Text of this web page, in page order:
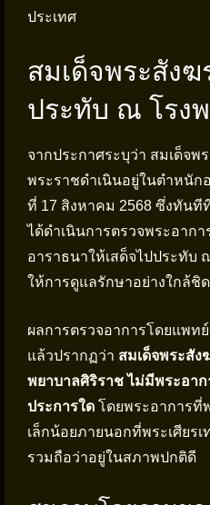
ประเทศ
สมเด็จพระสังฆ
ประทับ ณ โรง
จากประกาศระบุว่า สมเด็จ
พระราชดำเนินอยู่ในตำหนั
ที่ 17 สิงหาคม 2568 ซึ่งทันที
ได้ดำเนินการตรวจพระอาก
อาราธนาให้เสด็จไปประทับ
ให้การดูแลรักษาอย่างใกล้ชิด
ผลการตรวจอาการโดยแพท
แล้วปรากฏว่า สมเด็จพระสัง
พยาบาลศิริราช ไม่มีพระอา
ประการใด โดยพระอาการที่
เล็กน้อยภายนอกที่พระเศียร
รวมถือว่าอยู่ในสภาพปกติดี